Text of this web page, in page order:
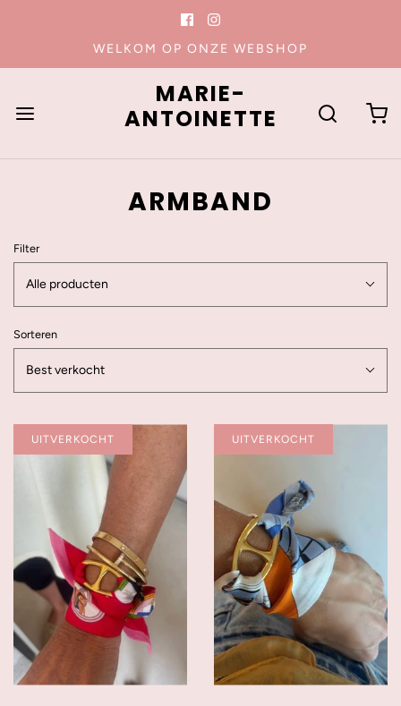
WELKOM OP ONZE WEBSHOP
MARIE-
ANTOINETTE
ARMBAND
Filter
Alle producten
Sorteren
Best verkocht
UITVERKOCHT UITVERKOCHT